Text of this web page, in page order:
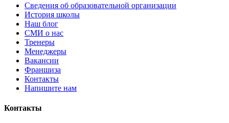
Сведения об образовательной организации
История школы
Наш блог
СМИ о нас
Тренеры
Менеджеры
Вакансии
Франшиза
Контакты
Напишите нам
Контакты